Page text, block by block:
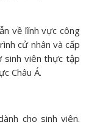
về lĩnh vực công
cử nhân và cấp
sinh viên thực tập
Châu Á.
cho sinh viên.